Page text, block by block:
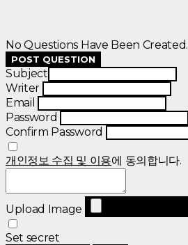
No Questions Have Been Created.
POST QUESTION
Subject
Writer
Email
Password
Confirm Password
개인정보 수집 및 이용에 동의합니다.
Upload Image
Set secret